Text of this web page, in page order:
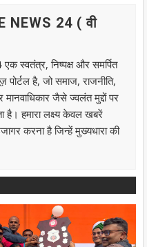
NEWS 24 ( वी
स्वतंत्र, निष्पक्ष और समर्पित
पोर्टल है, जो समाज, राजनीति,
मानवाधिकार जैसे ज्वलंत मुद्दों पर
है। हमारा लक्ष्य केवल खबरें
करना है जिन्हें मुख्यधारा की